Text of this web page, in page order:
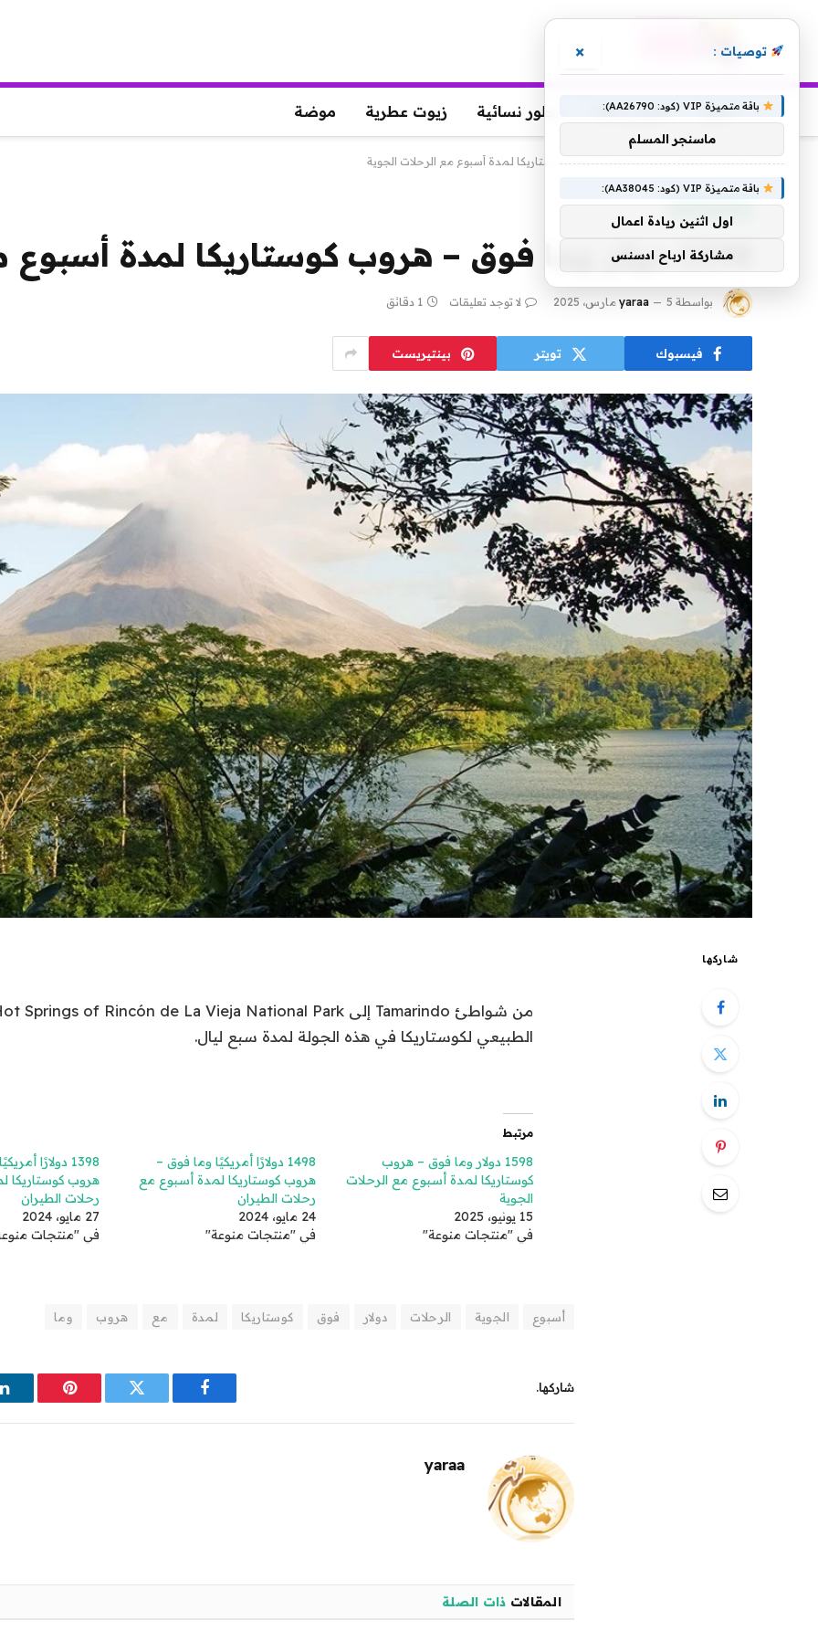
عطور عطور رجالية عطور نسائية زيوت عطرية موضة
الرئيسية »1598 دولار وما فوق – هروب كوستاريكا لمدة أسبوع مع الرحلات الجوية
1598 دولار وما فوق – هروب كوستاريكا لمدة أسبوع مع الرحلات الجوية
بواسطة yaraa 5 مارس، 2025 لا توجد تعليقات 1 دقائق
فيسبوك تويتر بينتيريست
شاركها
الطبيعي لكوستاريكا في هذه الجولة لمدة سبع ليال.
مرتبط
1598 دولار وما فوق – هروب
كوستاريكا لمدة أسبوع مع الرحلات
الجوية
15 يونيو، 2025
في "منتجات منوعة"
1498 دولارًا أمريكيًا وما فوق –
هروب كوستاريكا لمدة أسبوع مع
رحلات الطيران
24 مايو، 2024
في "منتجات منوعة"
1398 دولارًا
هروب كوستاريكا
رحلات الطيران
27 مايو، 2024
في "منتجات
أسبوع الجوية الرحلات دولار فوق كوستاريكا لمدة مع هروب وما
شاركها.
فيسبوك تويتر بينتيريست
yaraa
المقالات ذات الصلة
توصيات : ×
باقة متميزة VIP (كود: AA26790):
ماسنجر المسلم
باقة متميزة VIP (كود: AA38045):
اول اثنين ريادة اعمال
مشاركة ارباح ادسنس